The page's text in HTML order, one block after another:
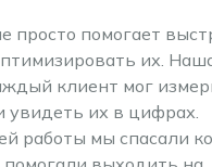
просто помогает
их.
клиент мог
увидеть их в цифрах.
работы мы спасали